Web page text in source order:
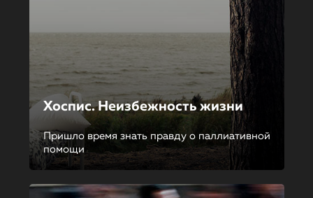
Хоспис. Неизбежность жизни
Пришло время знать правду о паллиативной
помощи